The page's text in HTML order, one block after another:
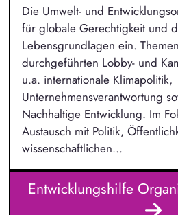
Die Umwelt- und
für globale Gerechtigkeit und
Lebensgrundlagen ein.
durchgeführten Lobby- und
u.a. internationale Klimapolitik,
Unternehmensverantwortung
Nachhaltige Entwicklung. Im
Austausch mit Politik,
wissenschaftlichen...
Entwicklungshilfe